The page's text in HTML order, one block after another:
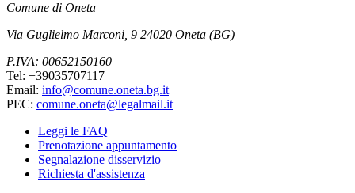
Comune di Oneta
Via Guglielmo Marconi, 9 24020 Oneta (BG)
P.IVA: 00652150160
Tel: +39035707117
Email: info@comune.oneta.bg.it
PEC: comune.oneta@legalmail.it
Leggi le FAQ
Prenotazione appuntamento
Segnalazione disservizio
Richiesta d'assistenza